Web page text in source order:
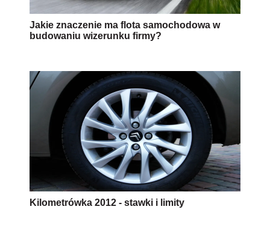
Jakie znaczenie ma flota samochodowa w
budowaniu wizerunku firmy?
Kilometrówka 2012 - stawki i limity